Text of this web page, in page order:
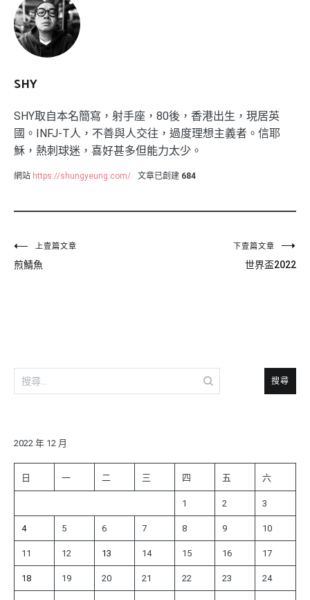
SHY
SHY取自本名簡寫，射手座，80後，香港出生，現居英
國。INFJ-T人，不善與人交往，過度理想主義者。信耶
穌，熱刺球迷，喜好甚多但能力太少。
網站 https://shungyeung.com/ 文章已創建 684
文
章
上壹篇文章
煎鯖魚
下壹篇文章
世界盃2022
搜
尋
字:
2022 年 12 月
日 一 二 三 四 五 六
1 2 3
4 5 6 7 8 9 10
11 12 13 14 15 16 17
18 19 20 21 22 23 24